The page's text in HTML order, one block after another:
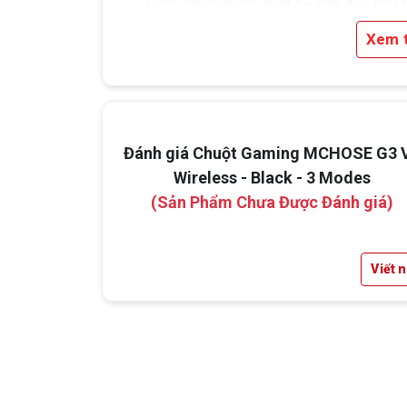
với nhiều kiểu cầm như claw grip và
grip. Kích thước 116.5 x 62.9 x 38.2
đảm bảo độ linh hoạt cao.
Xem
Đánh giá Chuột Gaming MCHOSE G3
Wireless - Black - 3 Modes
(Sản Phẩm Chưa Được Đánh giá)
Viết